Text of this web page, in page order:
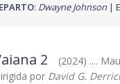
: Dwayne Johnson
2
(2024) ....
por David G.